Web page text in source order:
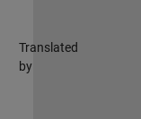
Translated
by